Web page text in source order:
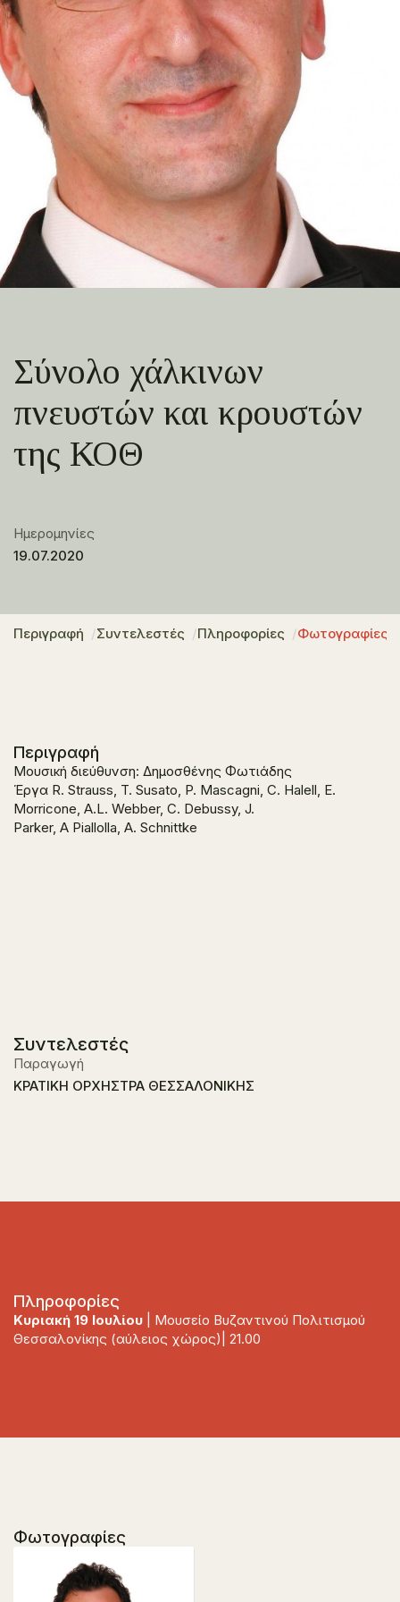
Σύνολο χάλκινων
πνευστών και κρουστών
της ΚΟΘ
Ημερομηνίες
19.07.2020
Περιγραφή Συντελεστές Πληροφορίες Φωτογραφίες
Περιγραφή
Μουσική διεύθυνση: Δημοσθένης Φωτιάδης
Έργα R. Strauss, T. Susato, P. Mascagni, C. Halell, E.
Morricone, A.L. Webber, C. Debussy, J.
Parker, A Piallolla, A. Schnittke
Συντελεστές
Παραγωγή
ΚΡΑΤΙΚΗ ΟΡΧΗΣΤΡΑ ΘΕΣΣΑΛΟΝΙΚΗΣ
Πληροφορίες
Κυριακή 19 Ιουλίου | Μουσείο Βυζαντινού Πολιτισμού
Θεσσαλονίκης (αύλειος χώρος)| 21.00
Φωτογραφίες